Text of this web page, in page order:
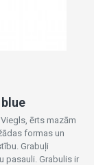
ērts mazām
formas un
Grabuļi
pasauli. Grabulis ir